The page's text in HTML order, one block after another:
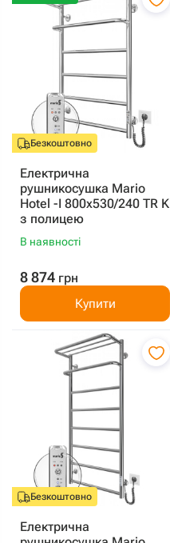
Безкоштовно
Електрична
рушникосушка Mario
Hotel -I 800х530/240 TR K
з полицею
В наявності
8 874 грн
Купити
Безкоштовно
Електрична